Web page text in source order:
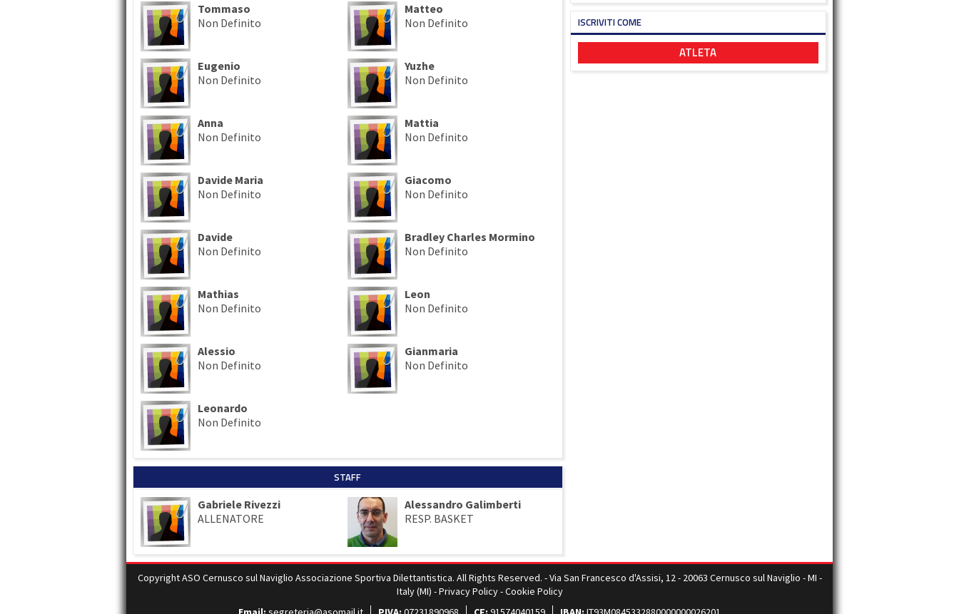
Tommaso
Non Definito
Matteo
Non Definito
Eugenio
Non Definito
Yuzhe
Non Definito
Anna
Non Definito
Mattia
Non Definito
Davide Maria
Non Definito
Giacomo
Non Definito
Davide
Non Definito
Bradley Charles Mormino
Non Definito
Mathias
Non Definito
Leon
Non Definito
Alessio
Non Definito
Gianmaria
Non Definito
Leonardo
Non Definito
STAFF
Gabriele Rivezzi
ALLENATORE
Alessandro Galimberti
RESP. BASKET
ISCRIVITI COME
ATLETA
Copyright ASO Cernusco sul Naviglio Associazione Sportiva Dilettantistica. All Rights Reserved. - Via San Francesco d'Assisi, 12 - 20063 Cernusco sul Naviglio - MI -
Italy (MI) -Privacy Policy-Cookie Policy